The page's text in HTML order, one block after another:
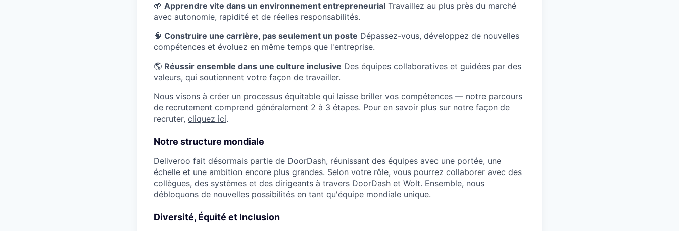
🌱 Apprendre vite dans un environnement entrepreneurial Travaillez au plus près du marché
avec autonomie, rapidité et de réelles responsabilités.
🧠 Construire une carrière, pas seulement un poste Dépassez-vous, développez de nouvelles
compétences et évoluez en même temps que l'entreprise.
🌎 Réussir ensemble dans une culture inclusive Des équipes collaboratives et guidées par des
valeurs, qui soutiennent votre façon de travailler.
Nous visons à créer un processus équitable qui laisse briller vos compétences — notre parcours
de recrutement comprend généralement 2 à 3 étapes. Pour en savoir plus sur notre façon de
recruter, cliquez ici.
Notre structure mondiale
Deliveroo fait désormais partie de DoorDash, réunissant des équipes avec une portée, une
échelle et une ambition encore plus grandes. Selon votre rôle, vous pourrez collaborer avec des
collègues, des systèmes et des dirigeants à travers DoorDash et Wolt. Ensemble, nous
débloquons de nouvelles possibilités en tant qu'équipe mondiale unique.
Diversité, Équité et Inclusion